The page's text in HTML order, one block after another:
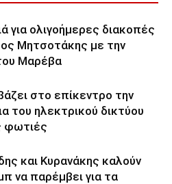
για ολιγοήμερες διακοπές
Μητσοτάκης με την
Μαρέβα
στο επίκεντρο την
του ηλεκτρικού δικτύου
φωτιές
και Κυρανάκης καλούν
να παρέμβει για τα